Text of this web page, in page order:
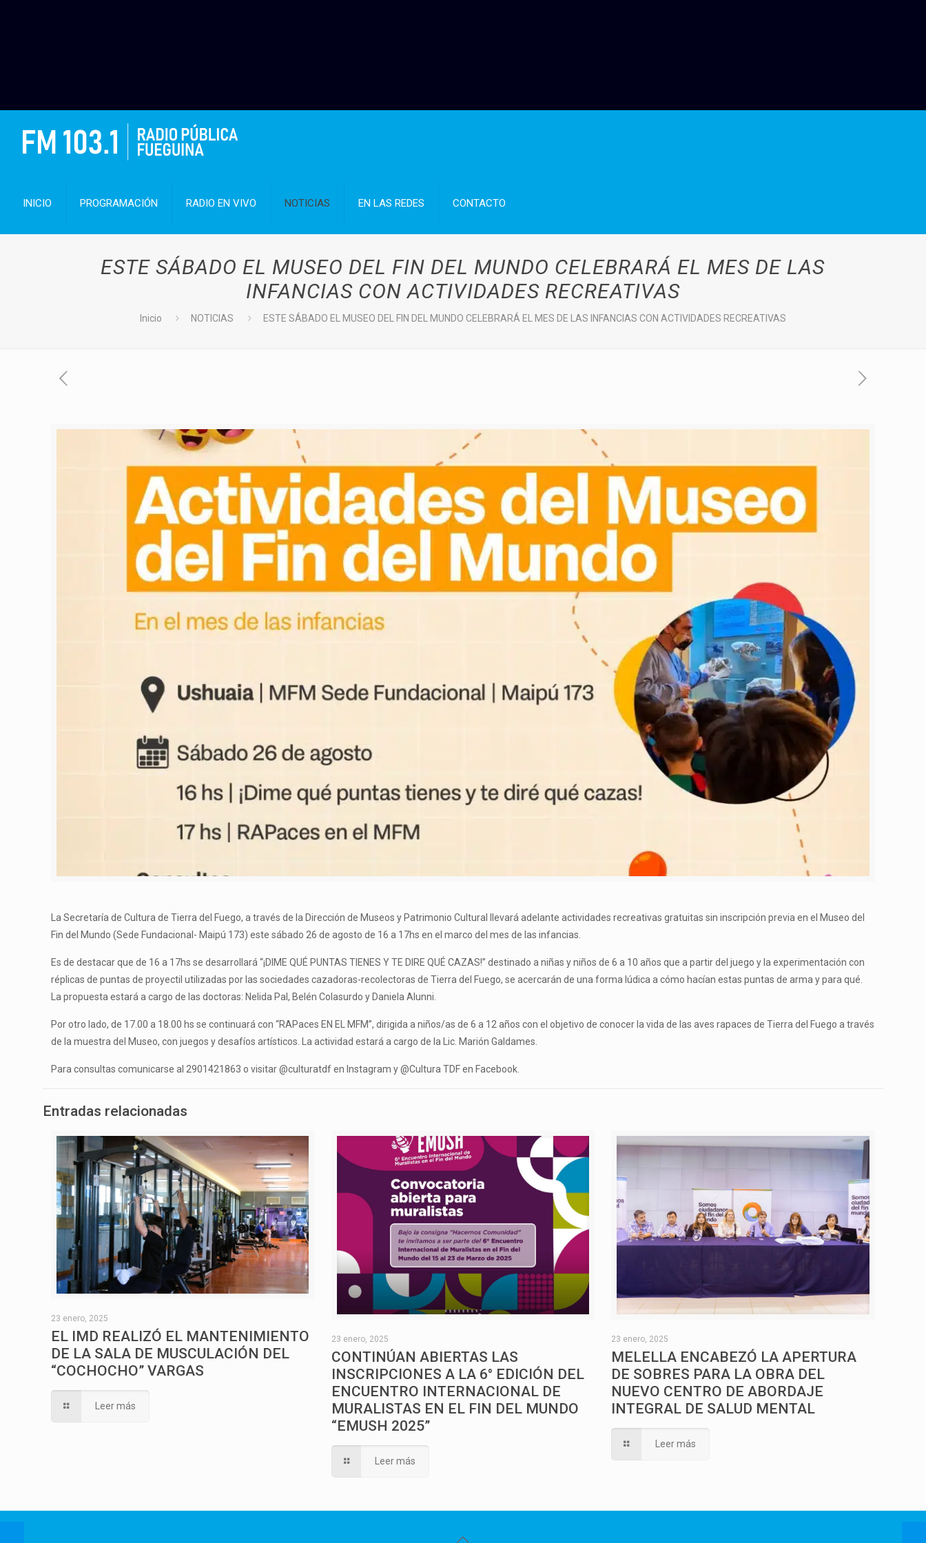
INICIO PROGRAMACIÓN RADIO EN VIVO NOTICIAS EN LAS REDES CONTACTO
ESTE SÁBADO EL MUSEO DEL FIN DEL MUNDO CELEBRARÁ EL MES DE LAS
INFANCIAS CON ACTIVIDADES RECREATIVAS
Inicio NOTICIAS ESTE SÁBADO EL MUSEO DEL FIN DEL MUNDO CELEBRARÁ EL MES DE LAS INFANCIAS CON ACTIVIDADES RECREATIVAS
La Secretaría de Cultura de Tierra del Fuego, a través de la Dirección de Museos y Patrimonio Cultural llevará adelante actividades recreativas gratuitas sin inscripción previa en el Museo del
Fin del Mundo (Sede Fundacional- Maipú 173) este sábado 26 de agosto de 16 a 17hs en el marco del mes de las infancias.
Es de destacar que de 16 a 17hs se desarrollará “¡DIME QUÉ PUNTAS TIENES Y TE DIRE QUÉ CAZAS!” destinado a niñas y niños de 6 a 10 años que a partir del juego y la experimentación con
réplicas de puntas de proyectil utilizadas por las sociedades cazadoras-recolectoras de Tierra del Fuego, se acercarán de una forma lúdica a cómo hacían estas puntas de arma y para qué.
La propuesta estará a cargo de las doctoras: Nelida Pal, Belén Colasurdo y Daniela Alunni.
Por otro lado, de 17.00 a 18.00 hs se continuará con “RAPaces EN EL MFM”, dirigida a niños/as de 6 a 12 años con el objetivo de conocer la vida de las aves rapaces de Tierra del Fuego a través
de la muestra del Museo, con juegos y desafíos artísticos. La actividad estará a cargo de la Lic. Marión Galdames.
Para consultas comunicarse al 2901421863 o visitar @culturatdf en Instagram y @Cultura TDF en Facebook.
Entradas relacionadas
23 enero, 2025
EL IMD REALIZÓ EL MANTENIMIENTO
DE LA SALA DE MUSCULACIÓN DEL
“COCHOCHO” VARGAS
Leer más
23 enero, 2025
CONTINÚAN ABIERTAS LAS
INSCRIPCIONES A LA 6° EDICIÓN DEL
ENCUENTRO INTERNACIONAL DE
MURALISTAS EN EL FIN DEL MUNDO
“EMUSH 2025”
Leer más
23 enero, 2025
MELELLA ENCABEZÓ LA APERTURA
DE SOBRES PARA LA OBRA DEL
NUEVO CENTRO DE ABORDAJE
INTEGRAL DE SALUD MENTAL
Leer más